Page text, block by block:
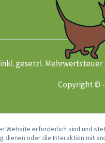
gesetzl. Mehrwertsteuer
Copyright ©
Website erforderlich sind und
oder die Interaktion mit